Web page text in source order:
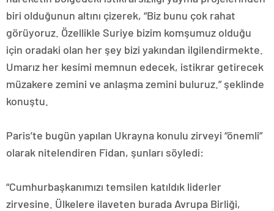
biri olduğunun altını çizerek, “Biz bunu çok rahat
görüyoruz. Özellikle Suriye bizim komşumuz olduğu
için oradaki olan her şey bizi yakından ilgilendirmekte.
Umarız her kesimi memnun edecek, istikrar getirecek
müzakere zemini ve anlaşma zemini buluruz.” şeklinde
konuştu.
Paris’te bugün yapılan Ukrayna konulu zirveyi “önemli”
olarak nitelendiren Fidan, şunları söyledi:
“Cumhurbaşkanımızı temsilen katıldık liderler
zirvesine. Ülkelere ilaveten burada Avrupa Birliği,